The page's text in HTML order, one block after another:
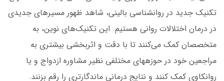
تکنیک جدید در روانشناسی بالینی، شاهد ظهور مسیرهای جدیدی
در درمان اختلالات روانی هستیم. این تکنیک‌های نوین، به
متخصصان کمک می‌کنند تا با دقت و اثربخشی بیشتری به
مراجعین خود در حوزههای مختلفی نظیر مشاوره ازدواج و یا
روانکاوی کمک کنند و نتایج درمانی ماندگارتری را رقم بزنند.